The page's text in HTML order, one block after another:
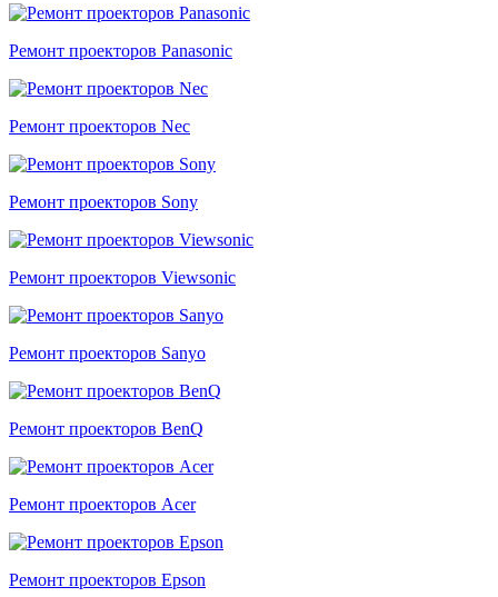
Ремонт проекторов Panasonic
Ремонт проекторов Nec
Ремонт проекторов Sony
Ремонт проекторов Viewsonic
Ремонт проекторов Sanyo
Ремонт проекторов BenQ
Ремонт проекторов Acer
Ремонт проекторов Epson